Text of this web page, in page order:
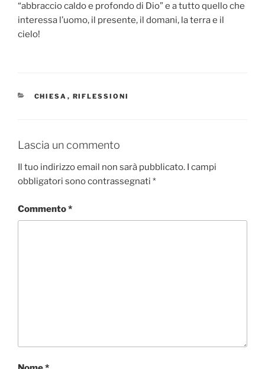
“abbraccio caldo e profondo di Dio” e a tutto quello che
interessa l’uomo, il presente, il domani, la terra e il
cielo!
CATEGORIE
CHIESA , RIFLESSIONI
Lascia un commento
Il tuo indirizzo email non sarà pubblicato. I campi
obbligatori sono contrassegnati *
Commento*